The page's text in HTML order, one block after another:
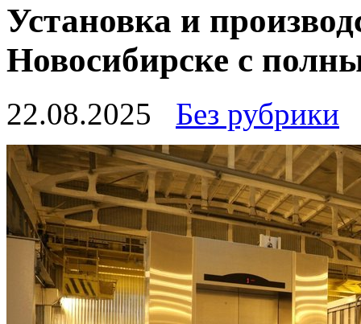
Установка и
Новосибирске с
22.08.2025 Без рубрики